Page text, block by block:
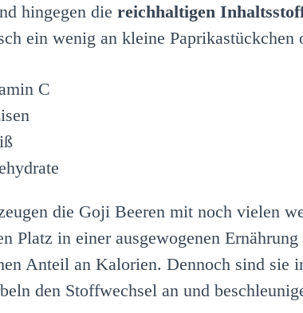
hingegen die reichhaltigen
ein wenig an kleine
C
die Goji Beeren mit noch vielen
Platz in einer ausgewogenen
Anteil an Kalorien. Dennoch sind sie
den Stoffwechsel an und